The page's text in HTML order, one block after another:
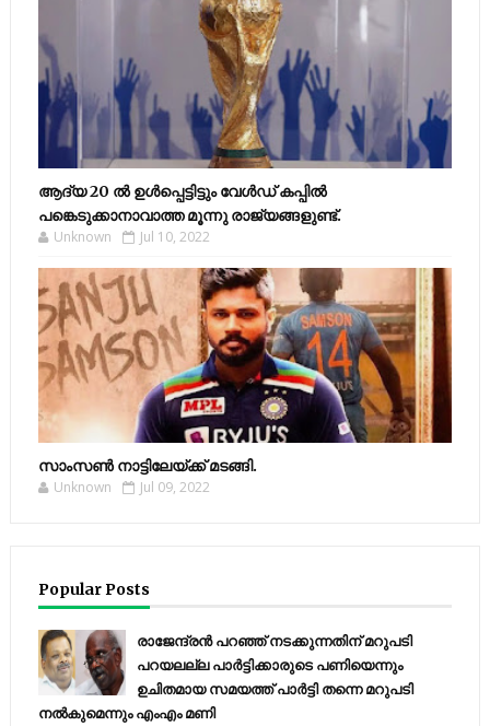
ആദ്യ 20 ല്‍ ഉള്‍പ്പെട്ടിട്ടും വേള്‍ഡ് കപ്പില്‍
പങ്കെടുക്കാനാവാത്ത മൂന്നു രാജ്യങ്ങളുണ്ട്.
Unknown Jul 10, 2022
സാംസണ്‍ നാട്ടിലേയ്‌ക്ക് മടങ്ങി.
Unknown Jul 09, 2022
Popular Posts
രാജേന്ദ്രന്‍ പറഞ്ഞ് നടക്കുന്നതിന് മറുപടി
പറയലല്ല പാര്‍ട്ടിക്കാരുടെ പണിയെന്നും
ഉചിതമായ സമയത്ത് പാര്‍ട്ടി തന്നെ മറുപടി
നല്‍കുമെന്നും എംഎം മണി